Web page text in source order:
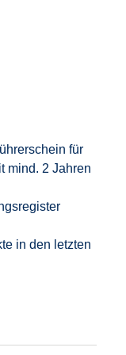
für
mind. 2 Jahren
in den letzten